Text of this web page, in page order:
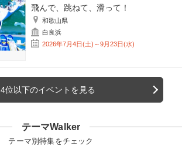
飛んで、跳ねて、滑って！
和歌山県
白良浜
2026年7月4日(土)～9月23日(水)
4位以下のイベントを見る
テーマWalker
テーマ別特集をチェック